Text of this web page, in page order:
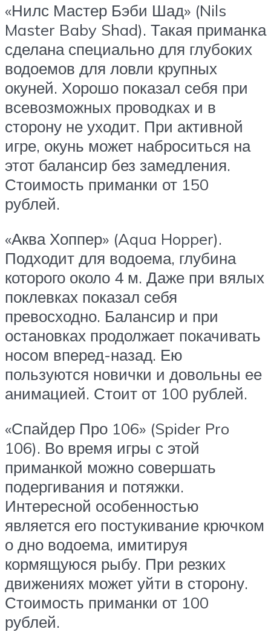
«Нилс Мастер Бэби Шад» (Nils
Master Baby Shad). Такая приманка
сделана специально для глубоких
водоемов для ловли крупных
окуней. Хорошо показал себя при
всевозможных проводках и в
сторону не уходит. При активной
игре, окунь может наброситься на
этот балансир без замедления.
Стоимость приманки от 150
рублей.
«Аква Хоппер» (Aqua Hopper).
Подходит для водоема, глубина
которого около 4 м. Даже при вялых
поклевках показал себя
превосходно. Балансир и при
остановках продолжает покачивать
носом вперед-назад. Ею
пользуются новички и довольны ее
анимацией. Стоит от 100 рублей.
«Спайдер Про 106» (Spider Pro
106). Во время игры с этой
приманкой можно совершать
подергивания и потяжки.
Интересной особенностью
является его постукивание крючком
о дно водоема, имитируя
кормящуюся рыбу. При резких
движениях может уйти в сторону.
Стоимость приманки от 100
рублей.